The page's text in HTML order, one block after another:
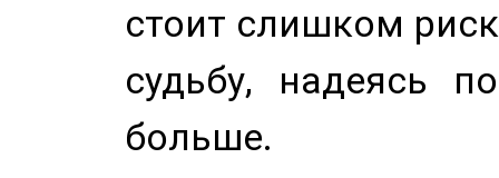
стоит слишком
судьбу, надеясь
больше.